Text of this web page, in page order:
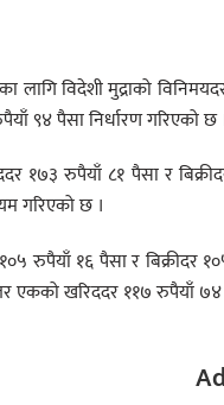
लागि विदेशी मुद्राको
९४ पैसा निर्धारण गरिएको छ
१७३ रुपैयाँ ८१ पैसा र
गरिएको छ ।
रुपैयाँ १६ पैसा र बिक्रीदर
एकको खरिददर ११७ रुपैयाँ ७४